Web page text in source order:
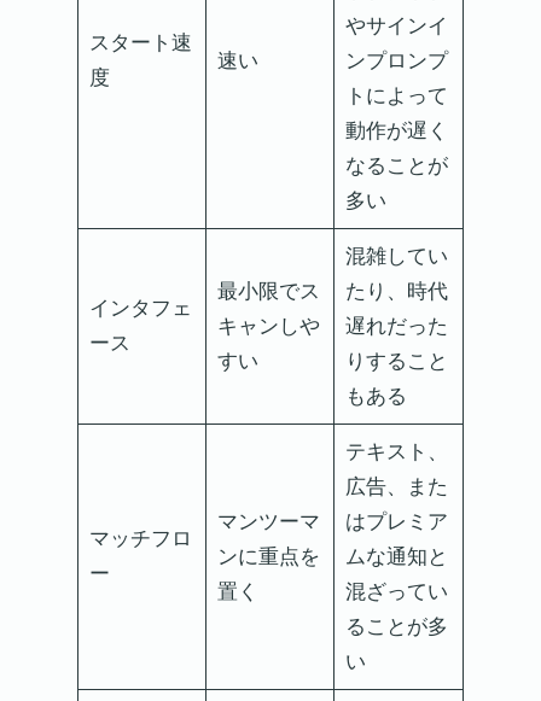
スタート速
度
速い
やサインイ
ンプロンプ
トによって
動作が遅く
なることが
多い
インタフェ
ース
最小限でス
キャンしや
すい
混雑してい
たり、時代
遅れだった
りすること
もある
マッチフロ
ー
マンツーマ
ンに重点を
置く
テキスト、
広告、また
はプレミア
ムな通知と
混ざってい
ることが多
い